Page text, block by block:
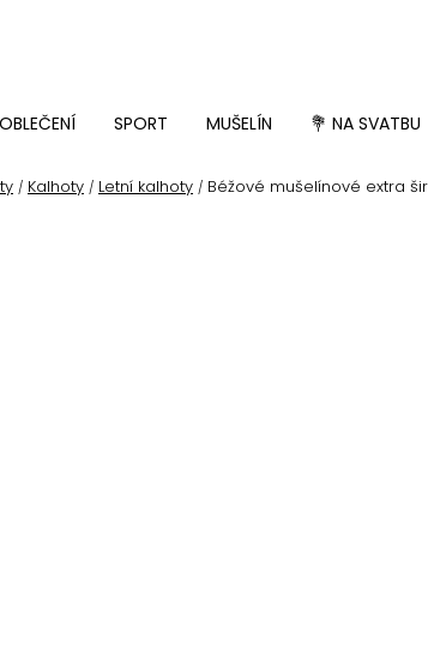
OBLEČENÍ SPORT MUŠELÍN 💐 NA SVATBU
/ Kalhoty / Letní kalhoty / Béžové mušelínové extra